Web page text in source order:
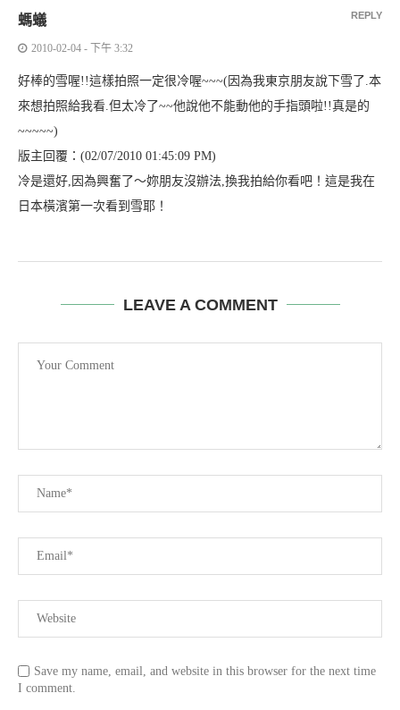
螞蟻
2010-02-04 - 下午 3:32
好棒的雪喔!!這樣拍照一定很冷喔~~~(因為我東京朋友說下雪了.本
來想拍照給我看.但太冷了~~他說他不能動他的手指頭啦!!真是的
~~~~~)
版主回覆：(02/07/2010 01:45:09 PM)
冷是還好,因為興奮了～妳朋友沒辦法,換我拍給你看吧！這是我在
日本橫濱第一次看到雪耶！
REPLY
LEAVE A COMMENT
Save my name, email, and website in this browser for the next time
I comment.